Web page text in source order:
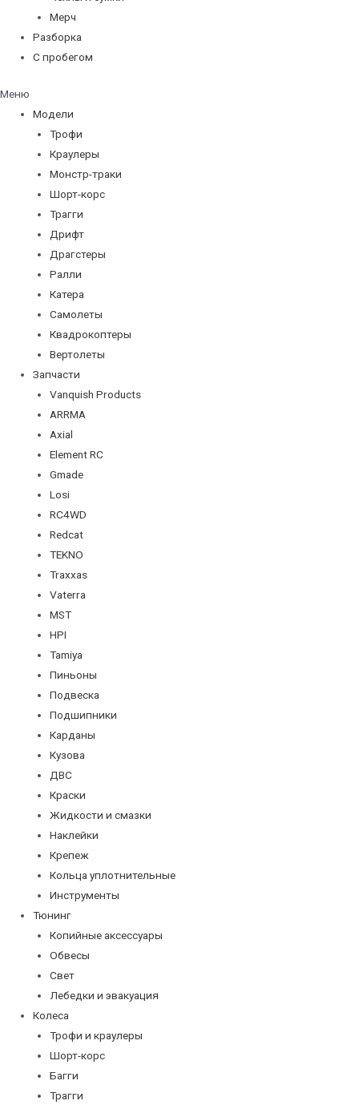
Мерч
Разборка
С пробегом
Меню
Модели
Трофи
Краулеры
Монстр-траки
Шорт-корс
Трагги
Дрифт
Драгстеры
Ралли
Катера
Самолеты
Квадрокоптеры
Вертолеты
Запчасти
Vanquish Products
ARRMA
Axial
Element RC
Gmade
Losi
RC4WD
Redcat
TEKNO
Traxxas
Vaterra
MST
HPI
Tamiya
Пиньоны
Подвеска
Подшипники
Карданы
Кузова
ДВС
Краски
Жидкости и смазки
Наклейки
Крепеж
Кольца уплотнительные
Инструменты
Тюнинг
Копийные аксессуары
Обвесы
Свет
Лебедки и эвакуация
Колеса
Трофи и краулеры
Шорт-корс
Багги
Трагги